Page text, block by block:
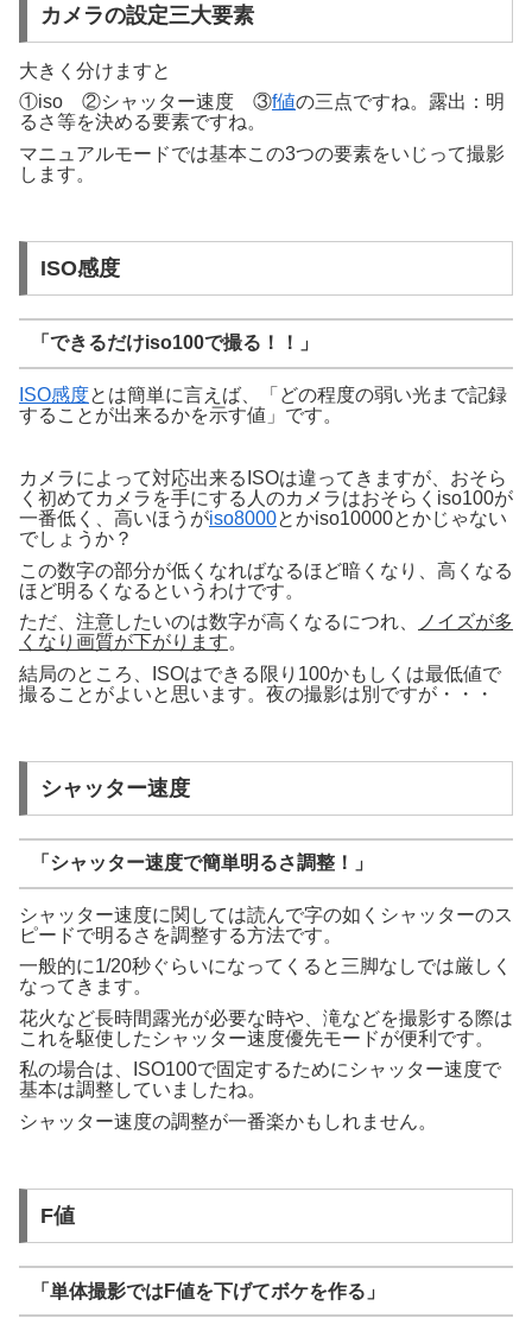
カメラの設定三大要素
大きく分けますと
①iso ②シャッター速度 ③f値の三点ですね。露出：明
るさ等を決める要素ですね。
マニュアルモードでは基本この3つの要素をいじって撮影
します。
ISO感度
「できるだけiso100で撮る！！」
ISO感度とは簡単に言えば、「どの程度の弱い光まで記録
することが出来るかを示す値」です。
カメラによって対応出来るISOは違ってきますが、おそら
く初めてカメラを手にする人のカメラはおそらくiso100が
一番低く、高いほうがiso8000とかiso10000とかじゃない
でしょうか？
この数字の部分が低くなればなるほど暗くなり、高くなる
ほど明るくなるというわけです。
ただ、注意したいのは数字が高くなるにつれ、
ノイズが多
くなり画質が下がります。
結局のところ、ISOはできる限り100かもしくは最低値で
撮ることがよいと思います。夜の撮影は別ですが・・・
シャッター速度
「シャッター速度で簡単明るさ調整！」
シャッター速度に関しては読んで字の如くシャッターのス
ピードで明るさを調整する方法です。
一般的に1/20秒ぐらいになってくると三脚なしでは厳しく
なってきます。
花火など長時間露光が必要な時や、滝などを撮影する際は
これを駆使したシャッター速度優先モードが便利です。
私の場合は、ISO100で固定するためにシャッター速度で
基本は調整していましたね。
シャッター速度の調整が一番楽かもしれません。
F値
「単体撮影ではF値を下げてボケを作る」